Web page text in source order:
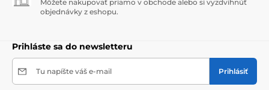
Môžete nakupovať priamo v obchode alebo si vyzdvihnúť
objednávky z eshopu.
Prihláste sa do newsletteru
Tu napíšte váš e-mail Prihlásiť